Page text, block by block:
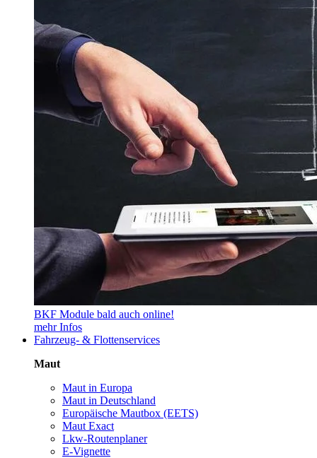
BKF Module bald auch online!
mehr Infos
Fahrzeug- & Flottenservices
Maut
Maut in Europa
Maut in Deutschland
Europäische Mautbox (EETS)
Maut Exact
Lkw-Routenplaner
E-Vignette